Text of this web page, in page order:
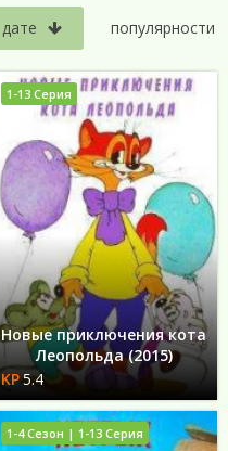
дате популярности
Новые приключения кота
Леопольда (2015)
5.4
1-13 Серия
1-4 Сезон | 1-13 Серия